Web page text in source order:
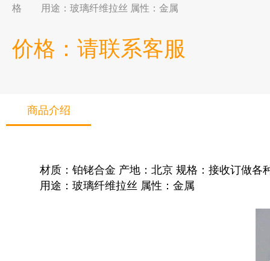
格 用途：玻璃纤维拉丝 属性：金属
价格：请联系客服
商品介绍
材质：铂铑合金 产地：北京 规格：接收订做各
用途：玻璃纤维拉丝 属性：金属